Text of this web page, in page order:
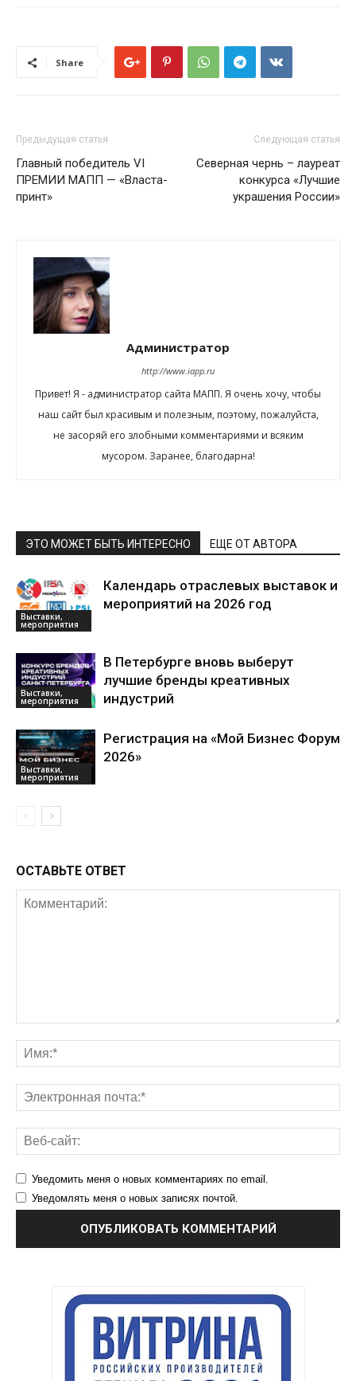
Share
Предыдущая статья
Главный победитель VI
ПРЕМИИ МАПП — «Власта-
принт»
Следующая статья
Северная чернь – лауреат
конкурса «Лучшие
украшения России»
Администратор
http://www.iapp.ru
Привет! Я - администратор сайта МАПП. Я очень хочу, чтобы
наш сайт был красивым и полезным, поэтому, пожалуйста,
не засоряй его злобными комментариями и всяким
мусором. Заранее, благодарна!
ЭТО МОЖЕТ БЫТЬ ИНТЕРЕСНО ЕЩЕ ОТ АВТОРА
Выставки,
мероприятия
Календарь отраслевых выставок и
мероприятий на 2026 год
Выставки,
мероприятия
В Петербурге вновь выберут
лучшие бренды креативных
индустрий
Выставки,
мероприятия
Регистрация на «Мой Бизнес Форум
2026»
ОСТАВЬТЕ ОТВЕТ
Уведомить меня о новых комментариях по email.
Уведомлять меня о новых записях почтой.